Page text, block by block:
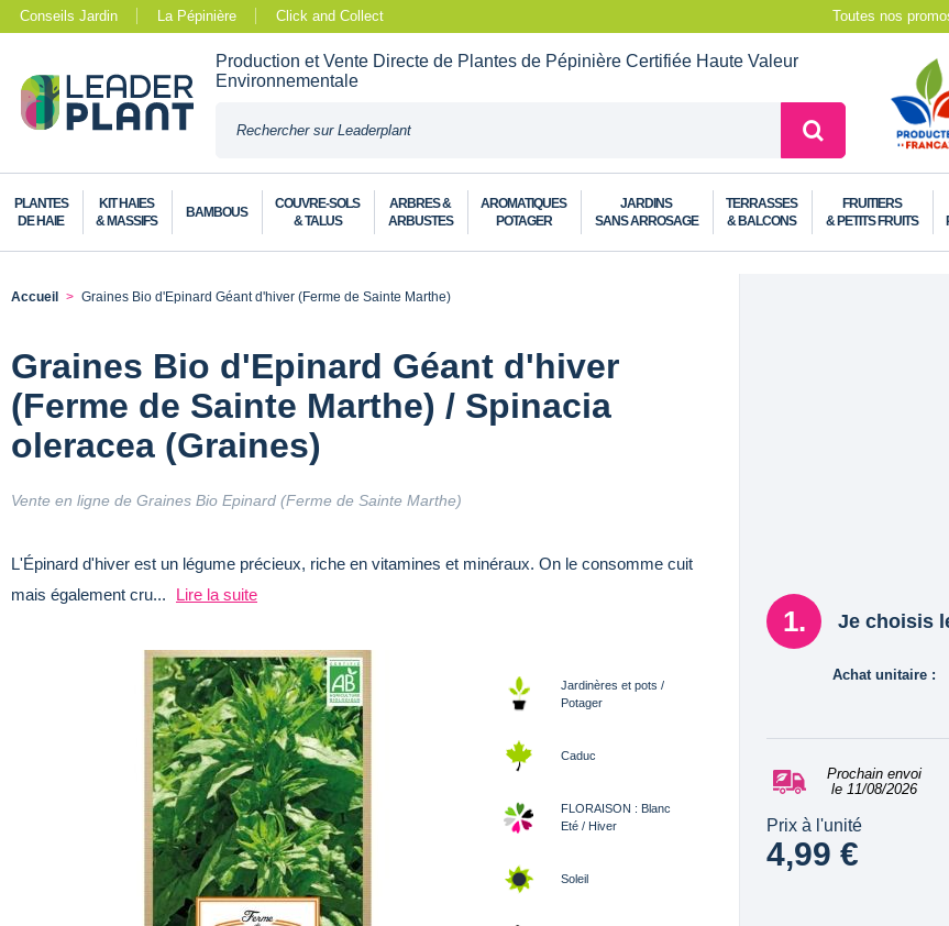
Conseils Jardin La Pépinière Click and Collect Toutes nos
Production et Vente Directe de Plantes de Pépinière Certifiée Haute Valeur
Environnementale
PLANTES
DE HAIE
KIT HAIES
& MASSIFS
BAMBOUS
COUVRE-SOLS
& TALUS
ARBRES &
ARBUSTES
AROMATIQUES
POTAGER
JARDINS
SANS ARROSAGE
TERRASSES
& BALCONS
FRUITIERS
& PETITS FRUITS
Accueil Graines Bio d'Epinard Géant d'hiver (Ferme de Sainte Marthe)
Graines Bio d'Epinard Géant d'hiver
(Ferme de Sainte Marthe) / Spinacia
oleracea (Graines)
Vente en ligne de Graines Bio Epinard (Ferme de Sainte Marthe)
L'Épinard d'hiver est un légume précieux, riche en vitamines et minéraux. On le consomme cuit
mais également cru...
Lire la suite
Jardinères et pots /
Potager
Caduc
FLORAISON : Blanc
Eté / Hiver
Soleil
Je choisis
Achat unitaire :
Prochain envoi
le 11/08/2026
Prix à l'unité
4,99 €